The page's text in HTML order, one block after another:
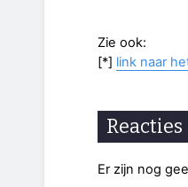
Zie ook:
[*] link naar
Reacties
Er zijn nog